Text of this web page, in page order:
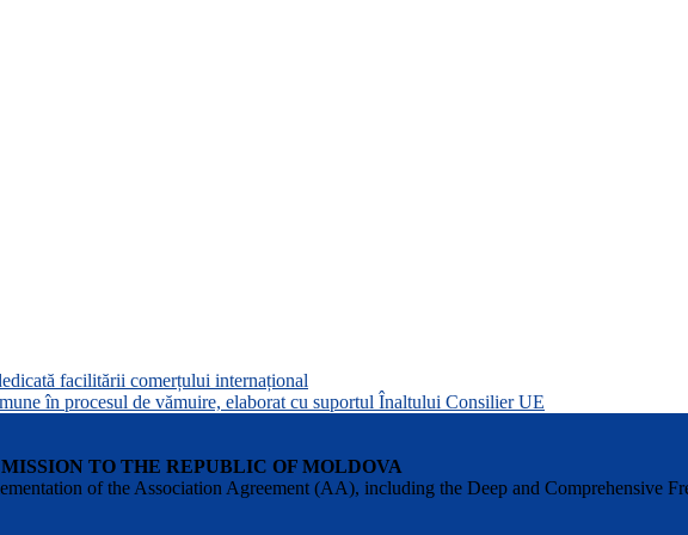
facilitării comerțului internațional
în procesul de vămuire, elaborat cu suportul Înaltului Consilier UE
TO THE REPUBLIC OF MOLDOVA
of the Association Agreement (AA), including the Deep and Comprehensive